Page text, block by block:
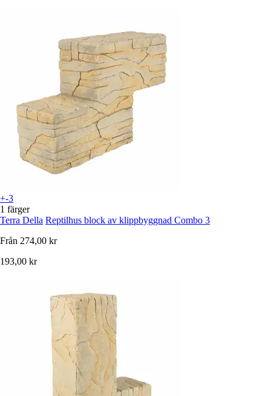
+-3
1 färger
Terra Della Reptilhus block av klippbyggnad Combo 3
Från 274,00 kr
193,00 kr